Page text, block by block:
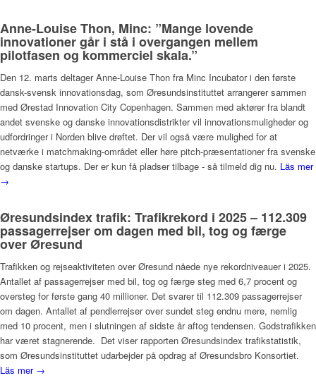
Anne-Louise Thon, Minc: ”Mange lovende
innovationer går i stå i overgangen mellem
pilotfasen og kommerciel skala.”
Den 12. marts deltager Anne-Louise Thon fra Minc Incubator i den første
dansk-svensk innovationsdag, som Øresundsinstituttet arrangerer sammen
med Ørestad Innovation City Copenhagen. Sammen med aktører fra blandt
andet svenske og danske innovationsdistrikter vil innovationsmuligheder og
udfordringer i Norden blive drøftet. Der vil også være mulighed for at
netværke i matchmaking-området eller høre pitch-præsentationer fra svenske
og danske startups. Der er kun få pladser tilbage - så tilmeld dig nu. Läs mer
→
Øresundsindex trafik: Trafikrekord i 2025 – 112.309
passagerrejser om dagen med bil, tog og færge
over Øresund
Trafikken og rejseaktiviteten over Øresund nåede nye rekordniveauer i 2025.
Antallet af passagerrejser med bil, tog og færge steg med 6,7 procent og
oversteg for første gang 40 millioner. Det svarer til 112.309 passagerrejser
om dagen. Antallet af pendlerrejser over sundet steg endnu mere, nemlig
med 10 procent, men i slutningen af sidste år aftog tendensen. Godstrafikken
har været stagnerende. Det viser rapporten Øresundsindex trafikstatistik,
som Øresundsinstituttet udarbejder på opdrag af Øresundsbro Konsortiet.
Läs mer →